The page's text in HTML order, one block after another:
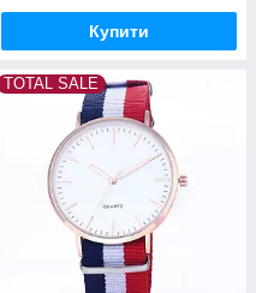
Купити
TOTAL SALE